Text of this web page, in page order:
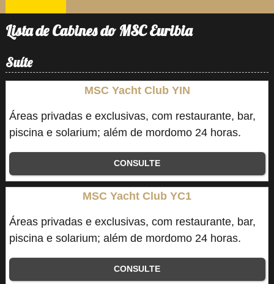
Lista de Cabines do MSC Euribia
Suíte
MSC Yacht Club YIN
Áreas privadas e exclusivas, com restaurante, bar,
piscina e solarium; além de mordomo 24 horas.
CONSULTE
MSC Yacht Club YC1
Áreas privadas e exclusivas, com restaurante, bar,
piscina e solarium; além de mordomo 24 horas.
CONSULTE